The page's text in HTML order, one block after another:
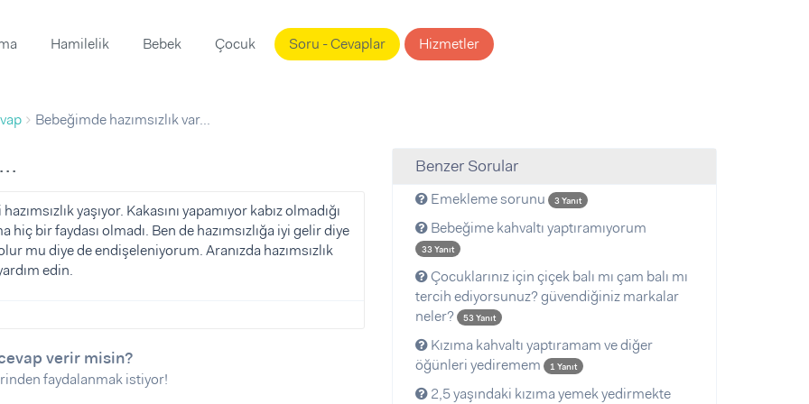
Hamilelik Bebek Çocuk Soru - Cevaplar Hizmetler
Bebeğimde hazımsızlık var...
yaşıyor. Kakasını yapamıyor kabız olmadığı
bir faydası olmadı. Ben de hazımsızlığa iyi gelir diye
mu diye de endişeleniyorum. Aranızda hazımsızlık
edin.
verir misin?
faydalanmak istiyor!
Benzer Sorular
Emekleme sorunu 3 Yanıt
Bebeğime kahvaltı yaptıramıyorum
33 Yanıt
Çocuklarınız için çiçek balı mı çam balı mı
tercih ediyorsunuz? güvendiğiniz markalar
neler?
53 Yanıt
Kızıma kahvaltı yaptıramam ve diğer
öğünleri yediremem
1 Yanıt
2,5 yaşındaki kızıma yemek yedirmekte